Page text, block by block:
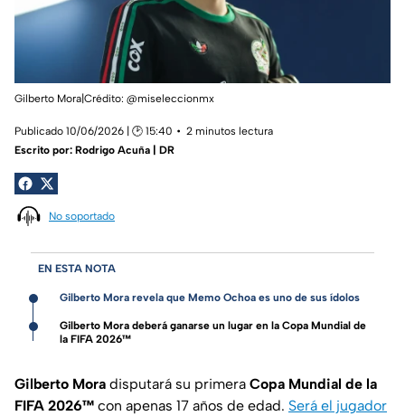
Gilberto Mora|Crédito: @miseleccionmx
Publicado 10/06/2026 | 🕑 15:40
2 minutos lectura
Escrito por: Rodrigo Acuña | DR
No soportado
EN ESTA NOTA
Gilberto Mora revela que Memo Ochoa es uno de sus ídolos
Gilberto Mora deberá ganarse un lugar en la Copa Mundial de
la FIFA 2026™
Gilberto Mora disputará su primera Copa Mundial de la
FIFA 2026™ con apenas 17 años de edad. Será el jugador